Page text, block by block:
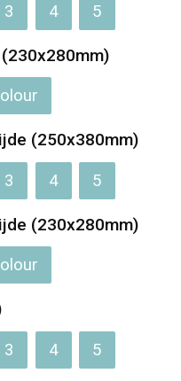
3 4 5
(250x380mm)
3 4 5
(230x280mm)
3 4 5